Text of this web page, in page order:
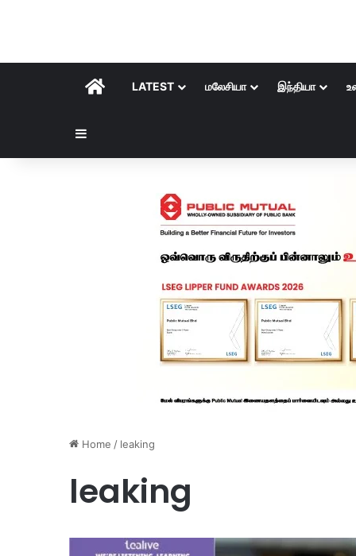
HOMELATEST மலேசியா இந்தியா
Home / leaking
leaking